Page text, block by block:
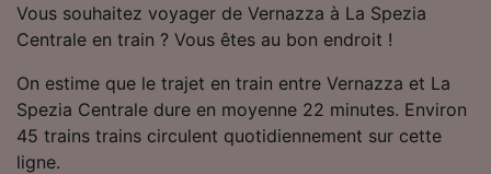
Vous souhaitez voyager de Vernazza à La Spezia
Centrale en train ? Vous êtes au bon endroit !
On estime que le trajet en train entre Vernazza et La
Spezia Centrale dure en moyenne 22 minutes. Environ
45 trains trains circulent quotidiennement sur cette
ligne.